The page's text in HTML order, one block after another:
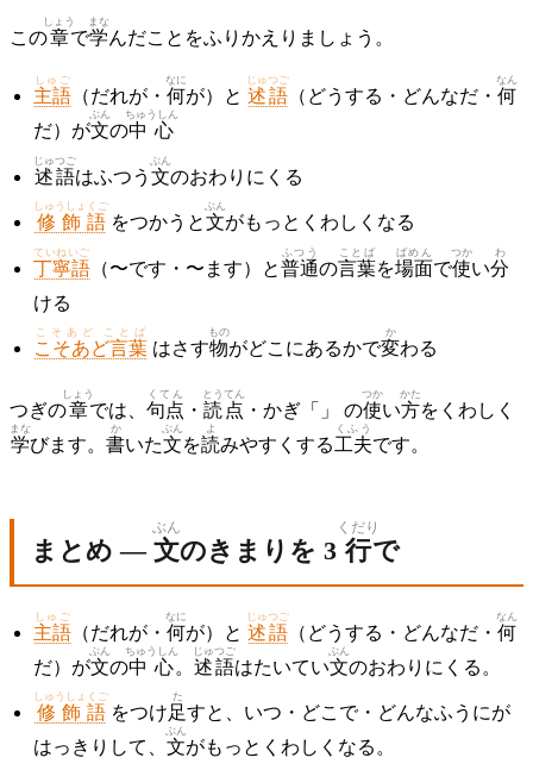
この章
しょう
で学
まな
んだことをふりかえりましょう。
主語
しゅご
（だれが・ 何
なに
が）と 述語
じゅつご
（どうする・どんなだ・ 何
なん
だ）が文
ぶん
の中心
ちゅうしん
述語
じゅつご
はふつう 文
ぶん
のおわりにくる
修飾語
しゅうしょくご
をつかうと文
ぶん
がもっとくわしくなる
丁寧語
ていねいご
（〜です・〜ます）と普通
ふつう
の言葉
ことば
を場面
ばめん
で使
つか
い分
わ
ける
こそあど言葉
こそあど ことば
はさす物
もの
がどこにあるかで変
か
わる
つぎの章
しょう
では、 句点
くてん
・ 読点
とうてん
・かぎ「」 の使
つか
い方
かた
をくわしく
学
まな
びます。 書
か
いた文
ぶん
を読
よ
みやすくする工夫
くふう
です。
まとめ — 文
ぶん
のきまりを 3 行
くだり
で
主語
しゅご
（だれが・ 何
なに
が）と 述語
じゅつご
（どうする・どんなだ・ 何
なん
だ）が文
ぶん
の中心
ちゅうしん
。 述語
じゅつご
はたいてい文
ぶん
のおわりにくる。
修飾語
しゅうしょくご
をつけ足
た
すと、いつ・どこで・どんなふうにが
はっきりして、 文
ぶん
がもっとくわしくなる。